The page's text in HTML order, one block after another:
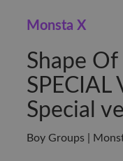
Monsta X
Shape
SPECIAL
Special
Boy Groups |